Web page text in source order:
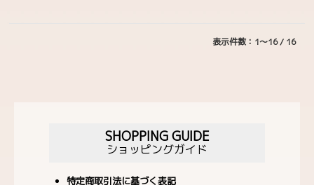
表示件数：1～16 / 16
SHOPPING GUIDE
ショッピングガイド
特定商取引法に基づく表記